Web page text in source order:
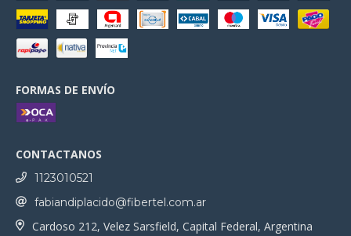
FORMAS DE ENVÍO
CONTACTANOS
1123010521
fabiandiplacido@fibertel.com.ar
Cardoso 212, Velez Sarsfield, Capital Federal, Argentina